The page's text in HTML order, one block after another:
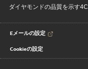
ダイヤモンドの品質を示す4C
Eメールの設定
Cookieの設定